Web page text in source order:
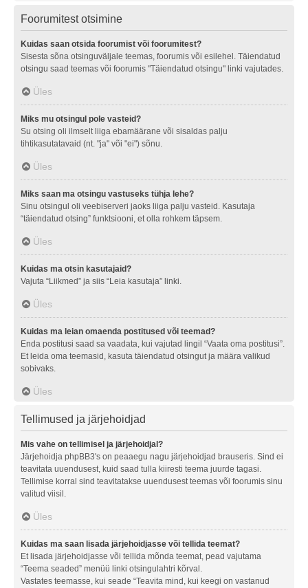
Foorumitest otsimine
Kuidas saan otsida foorumist või foorumitest?
Sisesta sõna otsinguväljale teemas, foorumis või esilehel. Täiendatud
otsingu saad teemas või foorumis "Täiendatud otsingu" linki vajutades.
Üles
Miks mu otsingul pole vasteid?
Su otsing oli ilmselt liiga ebamäärane või sisaldas palju
tihtikasutatavaid (nt. "ja" või "ei") sõnu.
Üles
Miks saan ma otsingu vastuseks tühja lehe?
Sinu otsingul oli veebiserveri jaoks liiga palju vasteid. Kasutaja
“täiendatud otsing” funktsiooni, et olla rohkem täpsem.
Üles
Kuidas ma otsin kasutajaid?
Vajuta “Liikmed” ja siis “Leia kasutaja” linki.
Üles
Kuidas ma leian omaenda postitused või teemad?
Enda postitusi saad sa vaadata, kui vajutad lingil “Vaata oma postitusi”.
Et leida oma teemasid, kasuta täiendatud otsingut ja määra valikud
sobivaks.
Üles
Tellimused ja järjehoidjad
Mis vahe on tellimisel ja järjehoidjal?
Järjehoidja phpBB3's on peaaegu nagu järjehoidjad brauseris. Sind ei
teavitata uuendusest, kuid saad tulla kiiresti teema juurde tagasi.
Tellimise korral sind teavitatakse uuendusest teemas või foorumis sinu
valitud viisil.
Üles
Kuidas ma saan lisada järjehoidjasse või tellida teemat?
Et lisada järjehoidjasse või tellida mõnda teemat, pead vajutama
“Teema seaded” menüü linki otsingulahtri kõrval.
Vastates teemasse, kui seade “Teavita mind, kui keegi on vastanud